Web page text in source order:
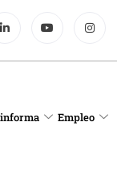
informa Empleo